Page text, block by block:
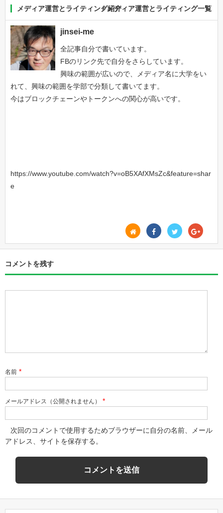
メディア運営とライティング紹介メディア運営とライティング一覧
jinsei-me
全記事自分で書いています。
FBのリンク先で自分をさらしています。
興味の範囲が広いので、メディア名に大学をい
れて、興味の範囲を学部で分類して書いてます。
今はブロックチェーンやトークンへの関心が高いです。
https://www.youtube.com/watch?v=oB5XAfXMsZc&feature=shar
e
コメントを残す
名前 *
メールアドレス（公開されません） *
次回のコメントで使用するためブラウザーに自分の名前、メール
アドレス、サイトを保存する。